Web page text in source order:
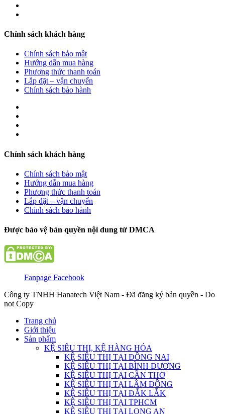
Chính sách khách hàng
Chính sách bảo mật
Hướng dẫn mua hàng
Phương thức thanh toán
Lắp đặt – vận chuyển
Chính sách bảo hành
Chính sách khách hàng
Chính sách bảo mật
Hướng dẫn mua hàng
Phương thức thanh toán
Lắp đặt – vận chuyển
Chính sách bảo hành
Được bảo vệ bản quyền nội dung từ DMCA
Fanpage Facebook
Công ty TNHH Hanatech Việt Nam - Đã đăng ký bản quyền - Do
not Copy
Trang chủ
Giới thiệu
Sản phẩm
KỆ SIÊU THỊ, KỆ HÀNG HÓA
KỆ SIÊU THỊ TẠI ĐỒNG NAI
KỆ SIÊU THỊ TẠI BÌNH DƯƠNG
KỆ SIÊU THỊ TẠI CẦN THƠ
KỆ SIÊU THỊ TẠI LÂM ĐỒNG
KỆ SIÊU THỊ TẠI ĐẮK LẮK
KỆ SIÊU THỊ TẠI TPHCM
KỆ SIÊU THỊ TẠI LONG AN